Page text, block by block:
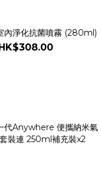
內淨化抗菌噴霧 (280ml)